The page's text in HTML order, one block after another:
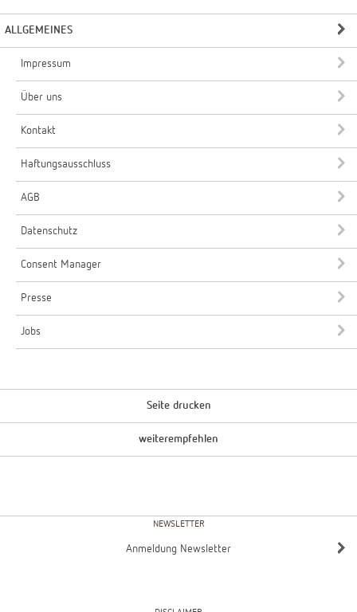
ALLGEMEINES
Impressum
Über uns
Kontakt
Haftungsausschluss
AGB
Datenschutz
Consent Manager
Presse
Jobs
Seite drucken
weiterempfehlen
NEWSLETTER
Anmeldung Newsletter